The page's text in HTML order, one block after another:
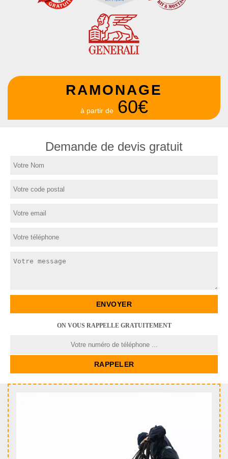
RAMONAGE
à partir de 60€
Demande de devis gratuit
ON VOUS RAPPELLE GRATUITEMENT